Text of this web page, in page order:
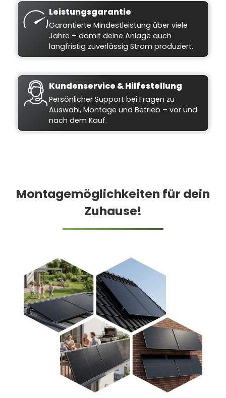
Leistungsgarantie
Garantierte Mindestleistung über viele
Jahre – damit deine Anlage auch
langfristig zuverlässig Strom produziert.
Kundenservice & Hilfestellung
Persönlicher Support bei Fragen zu
Auswahl, Montage und Betrieb – vor und
nach dem Kauf.
Montagemöglichkeiten für dein
Zuhause!